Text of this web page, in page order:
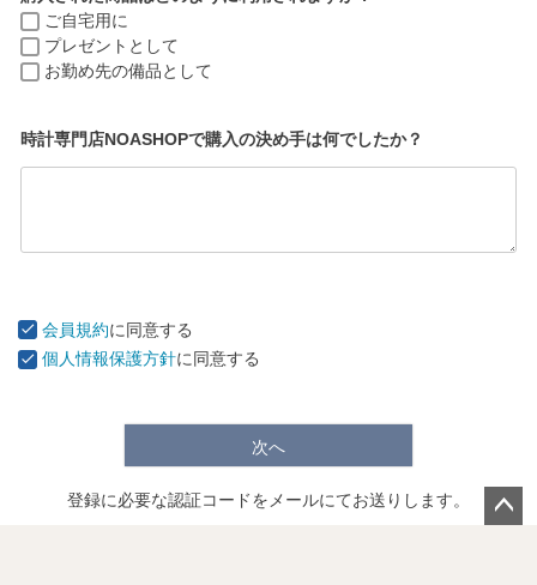
ご自宅用に
プレゼントとして
お勤め先の備品として
時計専門店NOASHOPで購入の決め手は何でしたか？
会員規約に同意する
個人情報保護方針に同意する
次へ
登録に必要な認証コードをメールにてお送りします。